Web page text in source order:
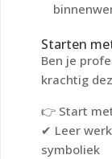
Starten
Ben je
krachtig
👉 Start
✔ Leer
symboliek